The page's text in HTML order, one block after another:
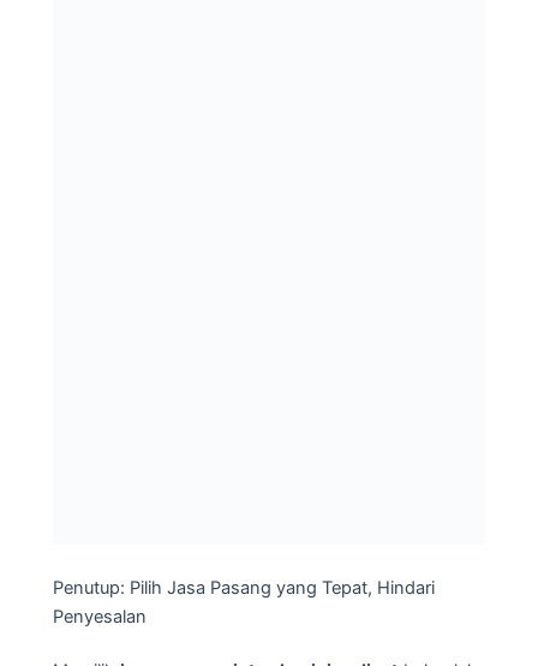
Penutup: Pilih Jasa Pasang yang Tepat, Hindari
Penyesalan